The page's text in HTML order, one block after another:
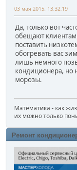
03 мая 2015, 13:32:19
Да, только вот
обещают
поставить
обогревать вас
лишь немного
кондиционера, но
морозы.
Математика - как
их можно только
Ремонт